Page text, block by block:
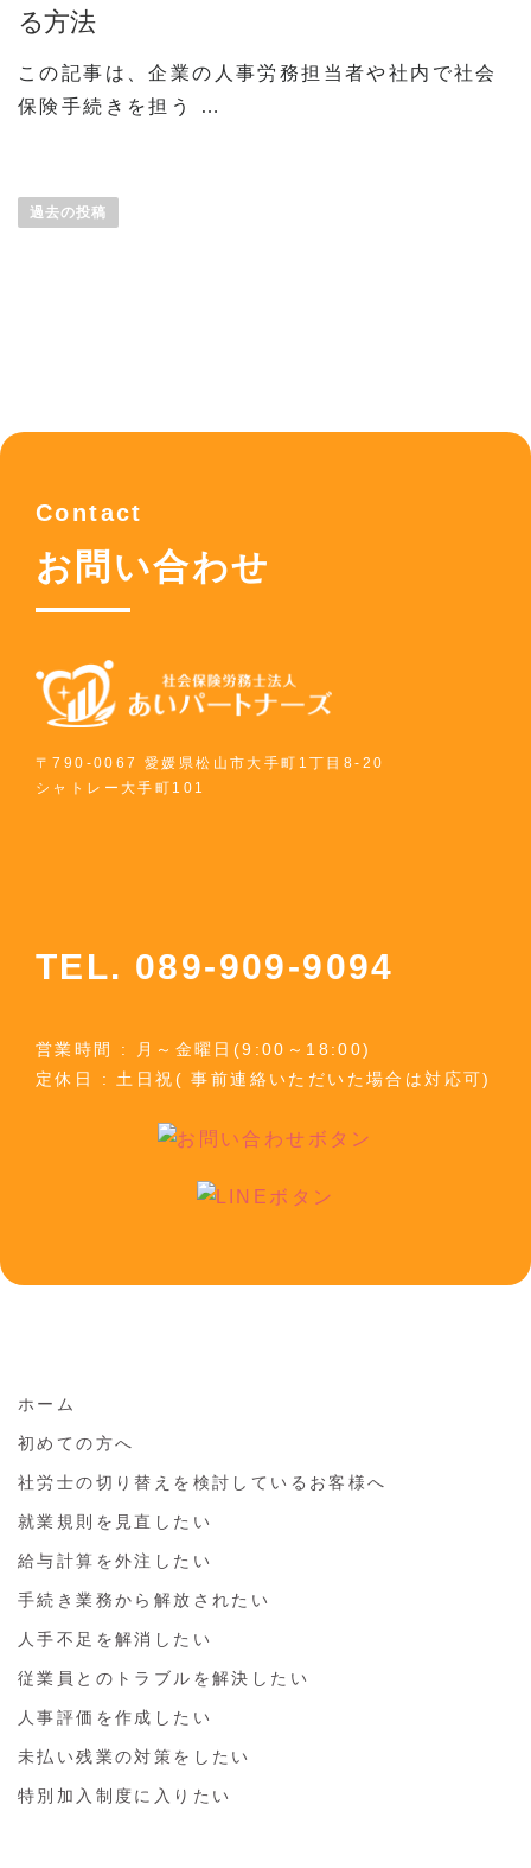
る方法
この記事は、企業の人事労務担当者や社内で社会
保険手続きを担う …
稿
ナ
過去の投稿
Contact
お問い合わせ
〒790-0067 愛媛県松山市大手町1丁目8-20
シャトレー大手町101
TEL. 089-909-9094
営業時間 : 月～金曜日(9:00～18:00)
定休日 : 土日祝( 事前連絡いただいた場合は対応可)
ホーム
初めての方へ
社労士の切り替えを検討しているお客様へ
就業規則を見直したい
給与計算を外注したい
手続き業務から解放されたい
人手不足を解消したい
従業員とのトラブルを解決したい
人事評価を作成したい
未払い残業の対策をしたい
特別加入制度に入りたい